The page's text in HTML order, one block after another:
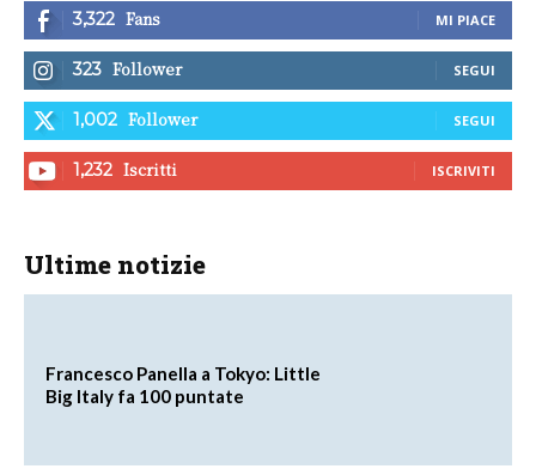
3,322 Fans MI PIACE
323 Follower SEGUI
1,002 Follower SEGUI
1,232 Iscritti ISCRIVITI
Ultime notizie
Francesco Panella a Tokyo: Little
Big Italy fa 100 puntate